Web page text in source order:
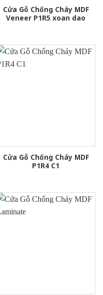
Cửa Gỗ Chống Cháy MDF
Veneer P1R5 xoan dao
Cửa Gỗ Chống Cháy MDF
P1R4 C1